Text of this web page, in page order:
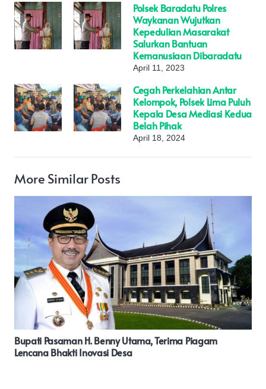
Polsek Baradatu Polres
Waykanan Wujutkan
Kepedulian Masarakat
Salurkan Bantuan
Kemanusiaan Dibaradatu
April 11, 2023
Cegah Perkelahian Antar
Kelompok, Polsek Lima Puluh
Kepala Desa Mediasi Kedua
Belah Pihak
April 18, 2024
More Similar Posts
Pekerjaan Lanjutan Labkesda PasamanJadi Sorotan
Tidak Sesuai Volume Pekerjaan Senilai Rp.41.173.629,55